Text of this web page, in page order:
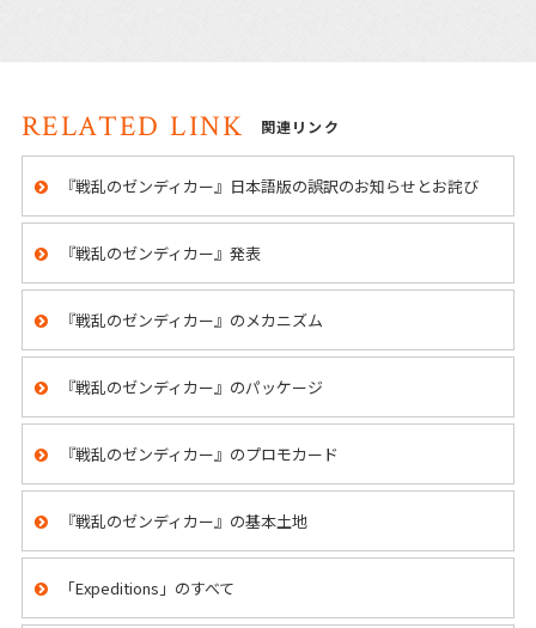
RELATED LINK 関連リンク
『戦乱のゼンディカー』日本語版の誤訳のお知らせとお詫び
『戦乱のゼンディカー』発表
『戦乱のゼンディカー』のメカニズム
『戦乱のゼンディカー』のパッケージ
『戦乱のゼンディカー』のプロモカード
『戦乱のゼンディカー』の基本土地
「Expeditions」のすべて